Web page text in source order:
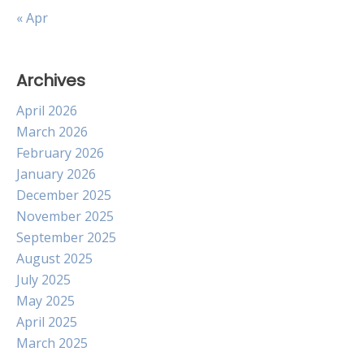
« Apr
Archives
April 2026
March 2026
February 2026
January 2026
December 2025
November 2025
September 2025
August 2025
July 2025
May 2025
April 2025
March 2025